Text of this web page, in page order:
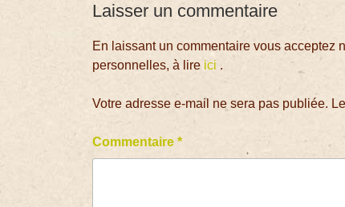
Laisser un commentaire
En laissant un commentaire vous acceptez
personnelles, à lire ici .
Votre adresse e-mail ne sera pas publiée.
Commentaire*